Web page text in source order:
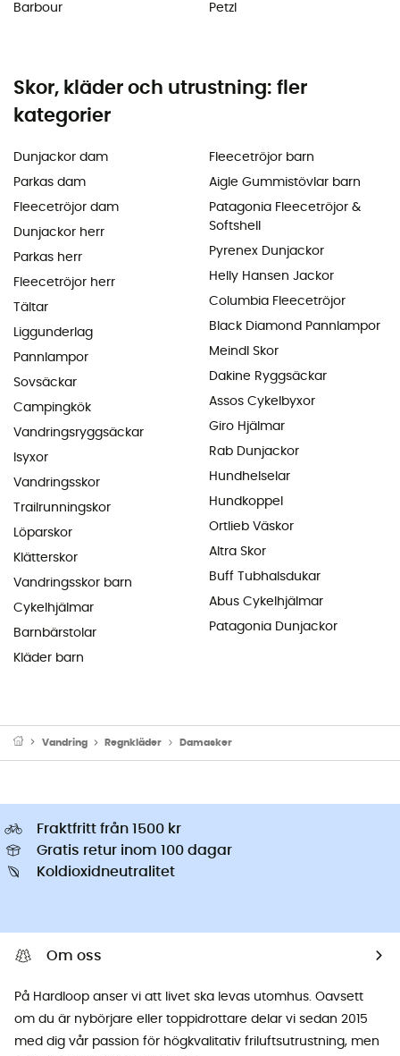
Barbour
Petzl
Skor, kläder och utrustning: fler
kategorier
Dunjackor dam
Parkas dam
Fleecetröjor dam
Dunjackor herr
Parkas herr
Fleecetröjor herr
Tältar
Liggunderlag
Pannlampor
Sovsäckar
Campingkök
Vandringsryggsäckar
Isyxor
Vandringsskor
Trailrunningskor
Löparskor
Klätterskor
Vandringsskor barn
Cykelhjälmar
Barnbärstolar
Kläder barn
Fleecetröjor barn
Aigle Gummistövlar barn
Patagonia Fleecetröjor &
Softshell
Pyrenex Dunjackor
Helly Hansen Jackor
Columbia Fleecetröjor
Black Diamond Pannlampor
Meindl Skor
Dakine Ryggsäckar
Assos Cykelbyxor
Giro Hjälmar
Rab Dunjackor
Hundhelselar
Hundkoppel
Ortlieb Väskor
Altra Skor
Buff Tubhalsdukar
Abus Cykelhjälmar
Patagonia Dunjackor
Vandring Regnkläder Damasker
Fraktfritt från 1500 kr
Gratis retur inom 100 dagar
Koldioxidneutralitet
Om oss
På Hardloop anser vi att livet ska levas utomhus. Oavsett
om du är nybörjare eller toppidrottare delar vi sedan 2015
med dig vår passion för högkvalitativ friluftsutrustning, men